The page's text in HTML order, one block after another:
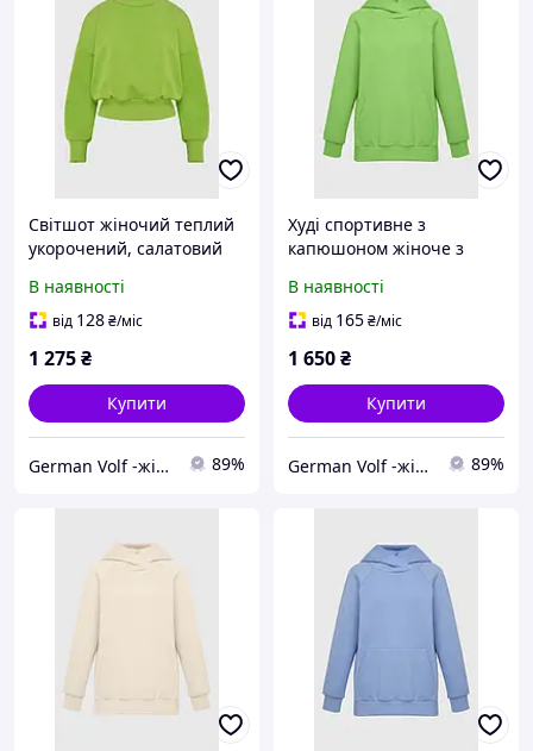
Світшот жіночий теплий
укорочений, салатовий
В наявності
від 128₴/міс
1 275₴
Купити
German Volf -жіночий та чоловічий одяг від виробника 89%
Худі спортивне з
капюшоном жіноче з
В наявності
від 165₴/міс
1 650₴
Купити
German Volf -жіночий та чоловічий одяг від виробника 89%